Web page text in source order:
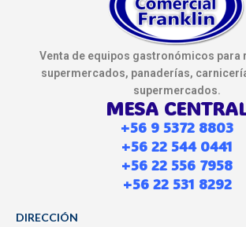
Venta de equipos gastronómicos para
supermercados, panaderías,
supermercados.
MESA
+56 9 5372 8803
+56 22 544 0441
+56 22 556 7958
+56 22 531 8292
DIRECCIÓN